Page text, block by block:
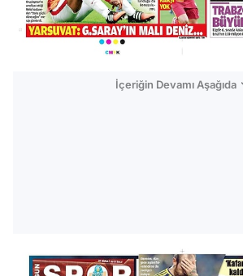
İçeriğin Devamı Aşağıda